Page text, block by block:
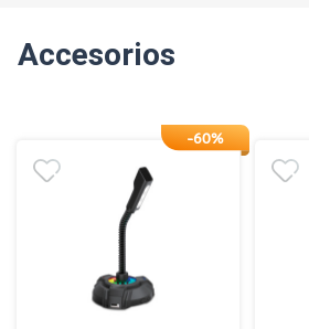
Accesorios
-60%